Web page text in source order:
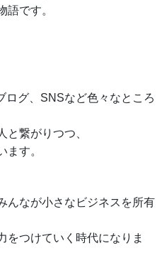
語です。
ログ、SNSなど色々なところ
と繋がりつつ、
ます。
んなが小さなビジネスを所有
をつけていく時代になりま